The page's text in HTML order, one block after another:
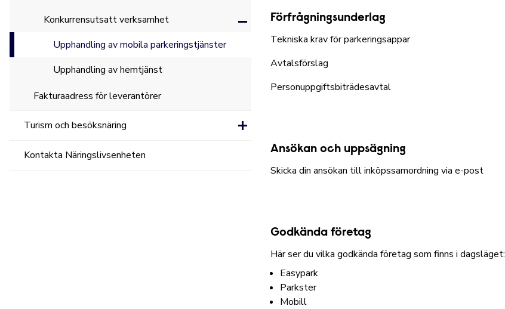
Förfrågningsunderlag
Tekniska krav för parkeringsappar
Avtalsförslag
Personuppgiftsbiträdesavtal
Ansökan och uppsägning
Skicka din ansökan till inköpssamordning via e-post
Godkända företag
Här ser du vilka godkända företag som finns i dagsläget:
Easypark
Parkster
Mobill
Konkurrensutsatt verksamhet
Upphandling av mobila parkeringstjänster
Upphandling av hemtjänst
Fakturaadress för leverantörer
Turism och besöksnäring
Kontakta Näringslivsenheten